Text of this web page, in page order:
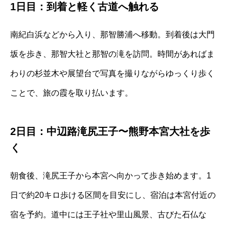
1日目：到着と軽く古道へ触れる
南紀白浜などから入り、那智勝浦へ移動。到着後は大門
坂を歩き、那智大社と那智の滝を訪問。時間があればま
わりの杉並木や展望台で写真を撮りながらゆっくり歩く
ことで、旅の霞を取り払います。
2日目：中辺路滝尻王子〜熊野本宮大社を歩
く
朝食後、滝尻王子から本宮へ向かって歩き始めます。1
日で約20キロ歩ける区間を目安にし、宿泊は本宮付近の
宿を予約。道中には王子社や里山風景、古びた石仏な